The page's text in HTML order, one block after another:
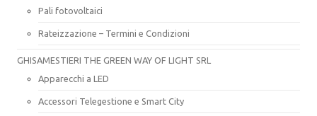
Pali fotovoltaici
Rateizzazione – Termini e Condizioni
GHISAMESTIERI THE GREEN WAY OF LIGHT SRL
Apparecchi a LED
Accessori Telegestione e Smart City